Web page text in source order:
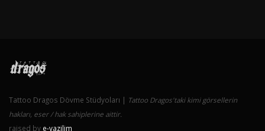
Tattoo Dragos Dövme Stüdyoları | Tattoo Dragos'taki kimi görsellerin
hakları, eser / hak sahiplerine aittir.
raised by e-yazilim